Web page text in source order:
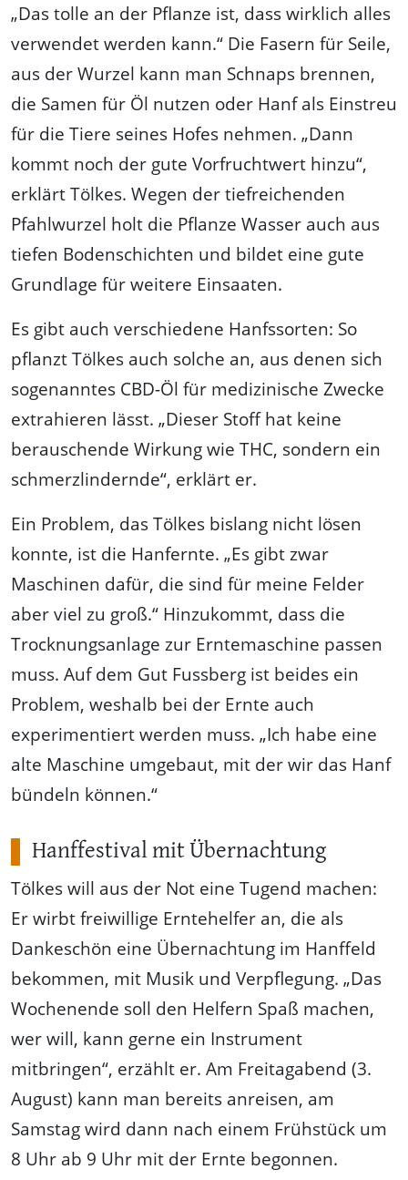
„Das tolle an der Pflanze ist, dass wirklich alles
verwendet werden kann.“ Die Fasern für Seile,
aus der Wurzel kann man Schnaps brennen,
die Samen für Öl nutzen oder Hanf als Einstreu
für die Tiere seines Hofes nehmen. „Dann
kommt noch der gute Vorfruchtwert hinzu“,
erklärt Tölkes. Wegen der tiefreichenden
Pfahlwurzel holt die Pflanze Wasser auch aus
tiefen Bodenschichten und bildet eine gute
Grundlage für weitere Einsaaten.
Es gibt auch verschiedene Hanfssorten: So
pflanzt Tölkes auch solche an, aus denen sich
sogenanntes CBD-Öl für medizinische Zwecke
extrahieren lässt. „Dieser Stoff hat keine
berauschende Wirkung wie THC, sondern ein
schmerzlindernde“, erklärt er.
Ein Problem, das Tölkes bislang nicht lösen
konnte, ist die Hanfernte. „Es gibt zwar
Maschinen dafür, die sind für meine Felder
aber viel zu groß.“ Hinzukommt, dass die
Trocknungsanlage zur Erntemaschine passen
muss. Auf dem Gut Fussberg ist beides ein
Problem, weshalb bei der Ernte auch
experimentiert werden muss. „Ich habe eine
alte Maschine umgebaut, mit der wir das Hanf
bündeln können.“
Hanffestival mit Übernachtung
Tölkes will aus der Not eine Tugend machen:
Er wirbt freiwillige Erntehelfer an, die als
Dankeschön eine Übernachtung im Hanffeld
bekommen, mit Musik und Verpflegung. „Das
Wochenende soll den Helfern Spaß machen,
wer will, kann gerne ein Instrument
mitbringen“, erzählt er. Am Freitagabend (3.
August) kann man bereits anreisen, am
Samstag wird dann nach einem Frühstück um
8 Uhr ab 9 Uhr mit der Ernte begonnen.